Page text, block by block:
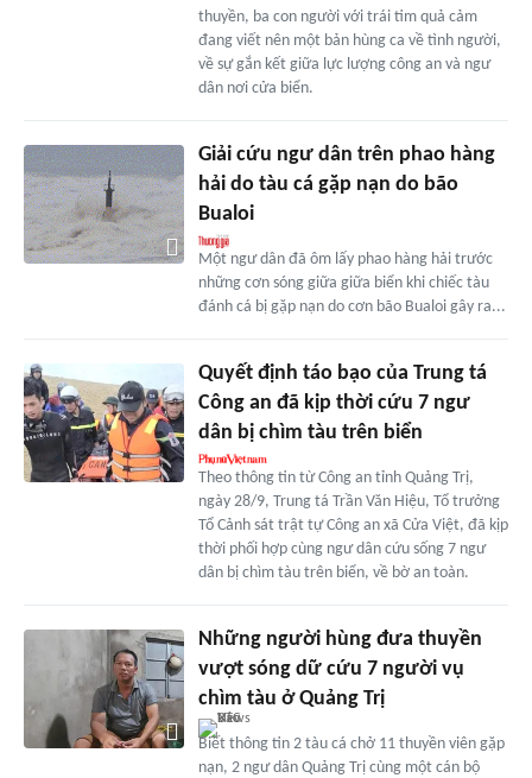
thuyền, ba con người với trái tim quả cảm
đang viết nên một bản hùng ca về tình người,
về sự gắn kết giữa lực lượng công an và ngư
dân nơi cửa biển.
Giải cứu ngư dân trên phao hàng
hải do tàu cá gặp nạn do bão
Bualoi
Một ngư dân đã ôm lấy phao hàng hải trước
những cơn sóng giữa giữa biển khi chiếc tàu
đánh cá bị gặp nạn do cơn bão Bualoi gây ra...
Quyết định táo bạo của Trung tá
Công an đã kịp thời cứu 7 ngư
dân bị chìm tàu trên biển
Theo thông tin từ Công an tỉnh Quảng Trị,
ngày 28/9, Trung tá Trần Văn Hiệu, Tổ trưởng
Tổ Cảnh sát trật tự Công an xã Cửa Việt, đã kịp
thời phối hợp cùng ngư dân cứu sống 7 ngư
dân bị chìm tàu trên biển, về bờ an toàn.
Những người hùng đưa thuyền
vượt sóng dữ cứu 7 người vụ
chìm tàu ở Quảng Trị
Biết thông tin 2 tàu cá chở 11 thuyền viên gặp
nạn, 2 ngư dân Quảng Trị cùng một cán bộ